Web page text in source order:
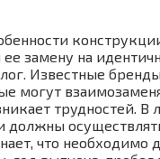
замену на
Известные
могут
трудностей. В
должны
что необходимо